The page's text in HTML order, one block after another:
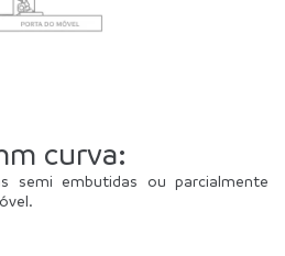
curva:
semi embutidas ou parcialmente